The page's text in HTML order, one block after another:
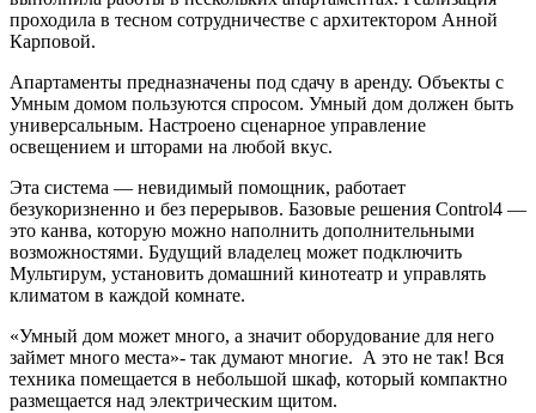
проходила в тесном сотрудничестве с архитектором Анной
Карповой.
Апартаменты предназначены под сдачу в аренду. Объекты с
Умным домом пользуются спросом. Умный дом должен быть
универсальным. Настроено сценарное управление
освещением и шторами на любой вкус.
Эта система — невидимый помощник, работает
безукоризненно и без перерывов. Базовые решения Control4 —
это канва, которую можно наполнить дополнительными
возможностями. Будущий владелец может подключить
Мультирум, установить домашний кинотеатр и управлять
климатом в каждой комнате.
«Умный дом может много, а значит оборудование для него
займет много места»- так думают многие. А это не так! Вся
техника помещается в небольшой шкаф, который компактно
размещается над электрическим щитом.